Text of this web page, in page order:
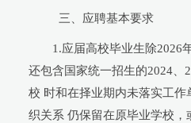
三、应聘基本要求
1.应届高校毕业生除2026
还包含国家统一招生的2024、
校 时和在择业期内未落实工作
织关系 仍保留在原毕业学校，